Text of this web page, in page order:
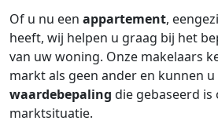
Of u nu een appartement,
heeft, wij helpen u graag bij het
van uw woning. Onze makelaars
markt als geen ander en kunnen
waardebepaling die gebaseerd is
marktsituatie.